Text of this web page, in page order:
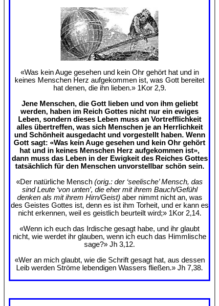
«Was kein Auge gesehen und kein Ohr gehört hat und in
keines Menschen Herz aufgekommen ist, was Gott bereitet
hat denen, die ihn lieben.» 1Kor 2,9.
Jene Menschen, die Gott lieben und von ihm geliebt
werden, haben im Reich Gottes nicht nur ein ewiges
Leben, sondern dieses Leben muss an Vortrefflichkeit
alles übertreffen, was sich Menschen je an Herrlichkeit
und Schönheit ausgedacht und vorgestellt haben. Wenn
Gott sagt: «Was kein Auge gesehen und kein Ohr gehört
hat und in keines Menschen Herz aufgekommen ist»,
dann muss das Leben in der Ewigkeit des Reiches Gottes
tatsächlich für den Menschen unvorstellbar schön sein.
«Der natürliche Mensch (orig.: der ‘seelische’ Mensch, das
sind Leute ‘von unten’, die eher mit ihrem Bauch/Gefühl
denken als mit ihrem Hirn/Geist) aber nimmt nicht an, was
des Geistes Gottes ist, denn es ist ihm Torheit, und er kann es
nicht erkennen, weil es geistlich beurteilt wird;» 1Kor 2,14.
«Wenn ich euch das Irdische gesagt habe, und ihr glaubt
nicht, wie werdet ihr glauben, wenn ich euch das Himmlische
sage?» Jh 3,12.
«Wer an mich glaubt, wie die Schrift gesagt hat, aus dessen
Leib werden Ströme lebendigen Wassers fließen.» Jh 7,38.